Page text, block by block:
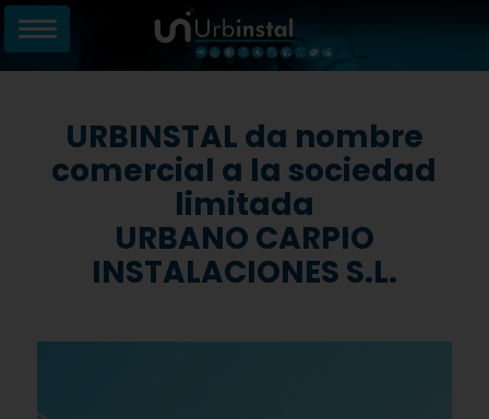
URBINSTAL da nombre
comercial a la sociedad
limitada
URBANO CARPIO
INSTALACIONES S.L.